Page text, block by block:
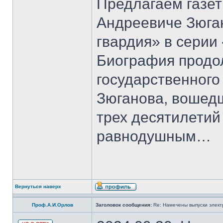
Предлагаем
Андреевиче
гвардия» в
Биография
Зюганова,
трех
равнодушным…
Вернуться наверх
Проф.А.И.Орлов Заголовок сообщения: Re: Намечены выпуски